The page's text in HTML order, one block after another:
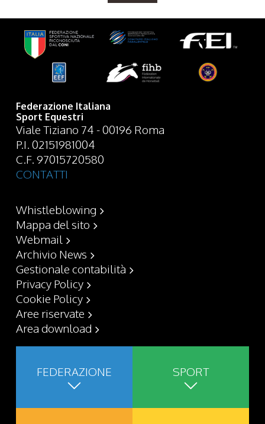
Federazione Italiana
Sport Equestri
Viale Tiziano 74 - 00196 Roma
P.I. 02151981004
C.F. 97015720580
CONTATTI
Whistleblowing
Mappa del sito
Webmail
Archivio News
Gestionale contabilità
Privacy Policy
Cookie Policy
Aree riservate
Area download
FEDERAZIONE SPORT